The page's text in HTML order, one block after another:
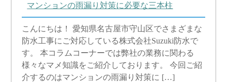
マンションの雨漏り対策に必要な三本柱
こんにちは！ 愛知県名古屋市守山区でさまざまな
防水工事にご対応している株式会社Suzuki防水で
す。 本コラムコーナーでは弊社の業務に関わる
様々なマメ知識をご紹介しております。 今回ご紹
介するのはマンションの雨漏り対策に […]